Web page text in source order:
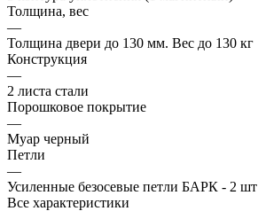
Толщина, вес
—
Толщина двери до 130 мм. Вес до 130 кг
Конструкция
—
2 листа стали
Порошковое покрытие
—
Муар черный
Петли
—
Усиленные безосевые петли БАРК - 2 шт
Все характеристики